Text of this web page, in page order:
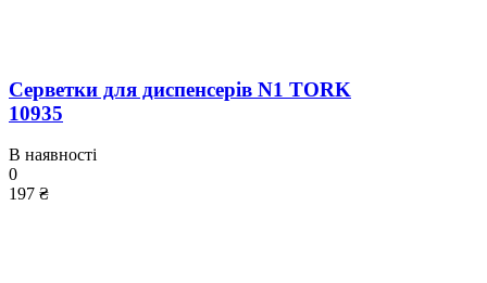
Серветки для диспенсерів N1 TORK
10935
В наявності
0
197 ₴